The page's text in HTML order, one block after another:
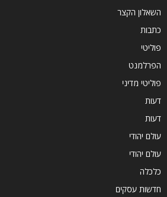
השאלון הקצר
כתבות
פוליטי
הפרלמנט
פוליטי מדיני
דעות
דעות
עולם יהודי
עולם יהודי
כלכלה
חדשות עסקים